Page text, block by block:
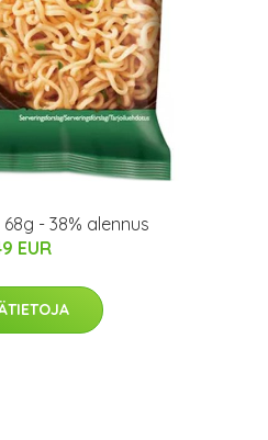
- 38% alennus
EUR